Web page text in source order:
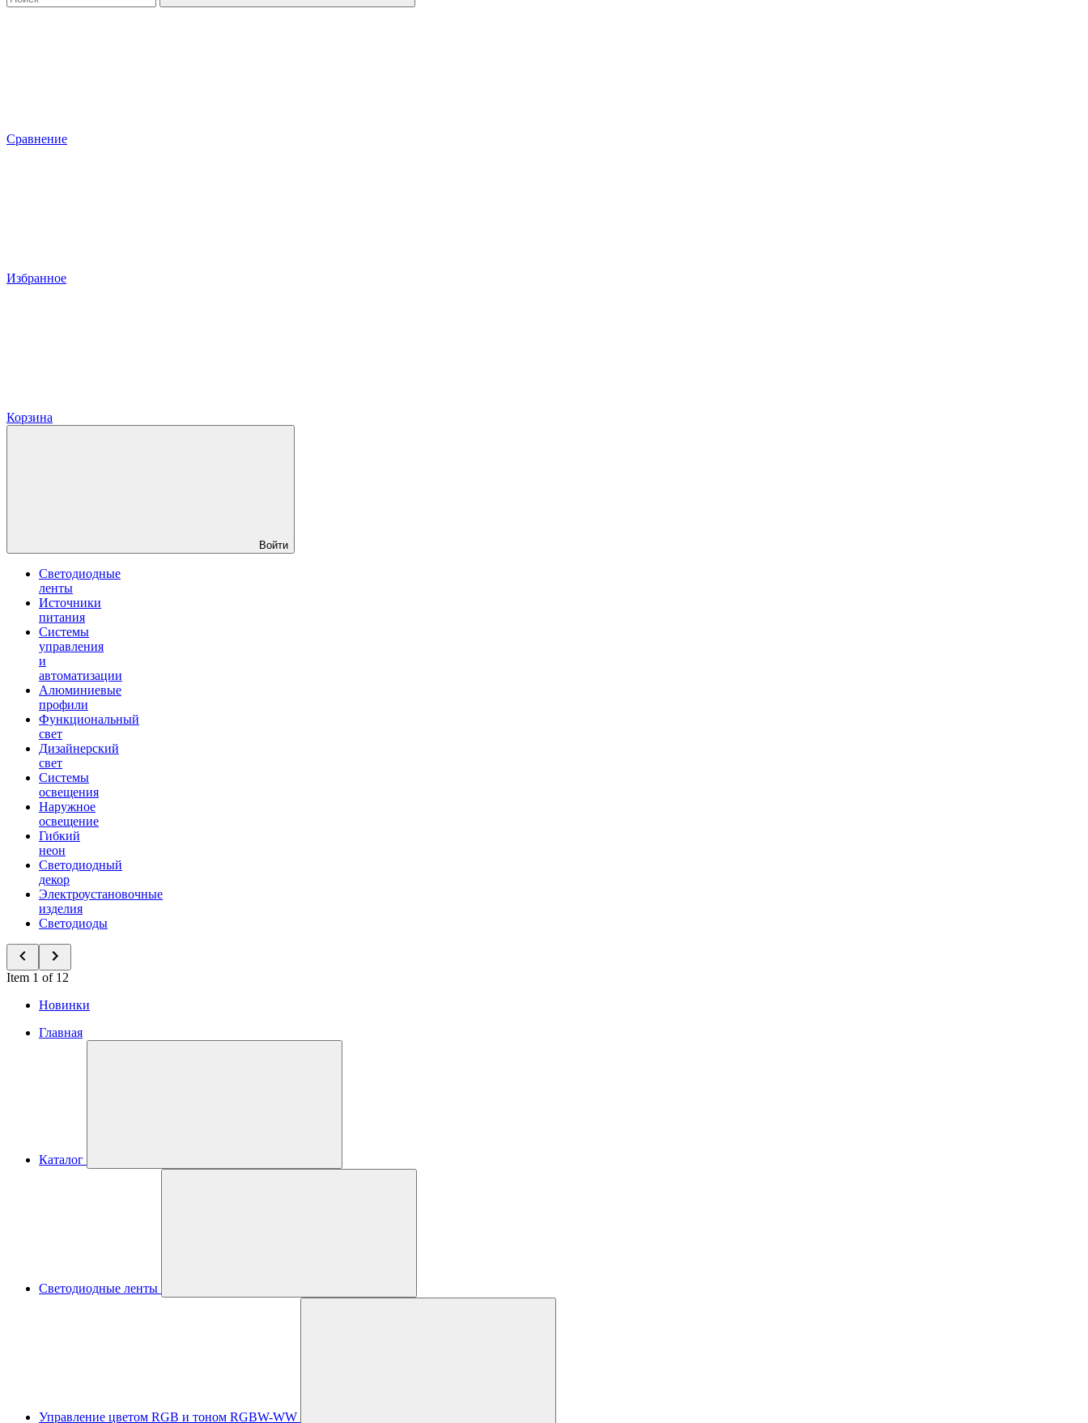
Сравнение
Избранное
Корзина
Войти
Светодиодные
ленты
Источники
питания
Системы
управления
и
автоматизации
Алюминиевые
профили
Функциональный
свет
Дизайнерский
свет
Системы
освещения
Наружное
освещение
Гибкий
неон
Светодиодный
декор
Электроустановочные
изделия
Светодиоды
Item 1 of 12
Новинки
Главная
Каталог
Светодиодные ленты
Управление цветом RGB и тоном RGBW-WW